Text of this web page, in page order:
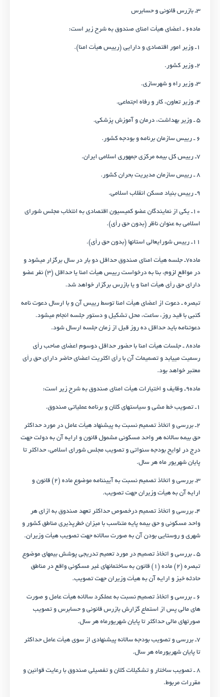
۳ـ بازرس قانونی و حسابرس
ماده۶ ـ اعضای هیأت امنای صندوق به شرح زیر است:
۱ـ وزیر امور اقتصادی و دارایی (رییس هیأت امنا).
۲ـ وزیر کشور.
۳ـ وزیر راه و شهرسازی.
۴ـ وزیر تعاون، کار و رفاه اجتماعی.
۵ ـ وزیر بهداشت، درمان و آموزش پزشکی.
۶ ـ رییس سازمان برنامه و بودجه کشور.
۷ـ رییس کل بیمه مرکزی جمهوری اسلامی ایران.
۸ ـ رییس سازمان مدیریت بحران کشور.
۹ـ رییس بنیاد مسکن انقلاب اسلامی.
۱۰ـ یکی از نمایندگان عضو کمیسیون اقتصادی به انتخاب مجلس شورای
اسلامی به عنوان ناظر (بدون حق رأی).
۱۱ـ رییس شورای­عالی استان­ها (بدون حق رأی).
ماده۷ـ جلسه هیأت امنای صندوق حداقل دو بار در سال برگزار می­شود و
در مواقع لزوم، بنا به درخواست رییس هیأت امنا یا حداقل (۳) نفر عضو
دارای حق رأی هیأت امنا و یا بازرس برگزار خواهد شد.
تبصره ـ دعوت از اعضای هیأت امنا توسط رییس آن و با ارسال دعوت نامه
کتبی با قید روز، ساعت، محل تشکیل و دستور جلسه انجام می­شود.
دعوت­نامه باید حداقل ده روز قبل از زمان جلسه ارسال شود.
ماده۸ ـ جلسات هیأت امنا با حضور حداقل دوسوم اعضای صاحب رأی
رسمیت می­یابد و تصمیمات آن با رأی اکثریت اعضای حاضر دارای حق رأی
معتبر خواهد بود.
ماده۹ـ وظایف و اختیارات هیأت امنای صندوق به شرح زیر است:
۱ـ تصویب خط مشی و سیاست­های کلان و برنامه عملیاتی صندوق.
۲ـ بررسی و اتخاذ تصمیم نسبت به پیشنهاد هیأت عامل در مورد حداکثر
حق بیمه سالانه هر واحد مسکونی مشمول قانون و ارایه آن به دولت جهت
درج در لوایح بودجه سنواتی و تصویب مجلس شورای اسلامی، حداکثر تا
پایان شهریور ماه هر سال.
۳ـ بررسی و اتخاذ تصمیم نسبت به آیین­نامه موضوع ماده (۲) قانون و
ارایه آن به هیأت وزیران جهت تصویب.
۴ـ بررسی و اتخاذ تصمیم درخصوص حداکثر تعهد صندوق به ازای هر
واحد مسکونی و حق بیمه پایه متناسب با میزان خطرپذیری مناطق کشور و
شهری و روستایی بودن آن به صورت سالانه جهت تصویب هیأت وزیران.
۵ ـ بررسی و اتخاذ تصمیم در مورد تعمیم تدریجی پوشش بیمه­ای موضوع
تبصره (۲) ماده (۱) قانون به ساختمان­های غیر مسکونی واقع در مناطق
حادثه خیز و ارایه آن به هیأت وزیران جهت تصویب.
۶ ـ بررسی و اتخاذ تصمیم نسبت به عملکرد سالانه هیأت عامل و صورت
های مالی پس از استماع گزارش بازرس قانونی و حسابرس و تصویب
صورت­های مالی حداکثر تا پایان شهریورماه هر سال.
۷ـ بررسی و تصویب بودجه سالانه پیشنهادی از سوی هیأت عامل حداکثر
تا پایان شهریورماه هر سال.
۸ ـ تصویب ساختار و تشکیلات کلان و تفصیلی صندوق با رعایت قوانین و
مقررات مربوط.